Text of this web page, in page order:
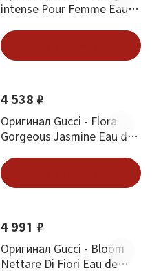
intense Pour Femme Eau
4 538 ₽
Оригинал Gucci - Flora
Gorgeous Jasmine Eau de
4 991 ₽
Оригинал Gucci - Bloom
Nettare Di Fiori Eau de